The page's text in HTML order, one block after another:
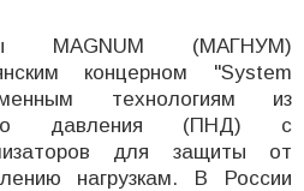
MAGNUM (МАГНУМ)
концерном "System
технологиям из
давления (ПНД) с
для защиты от
нагрузкам. В России